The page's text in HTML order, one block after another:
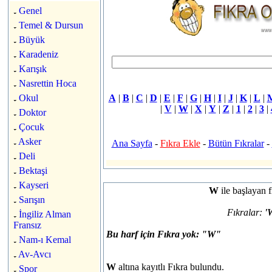
Genel
Temel & Dursun
Büyük
Karadeniz
Karışık
Nasrettin Hoca
Okul
Doktor
Çocuk
Asker
Deli
Bektaşi
Kayseri
Sarışın
İngiliz Alman
Fransız
Nam-ı Kemal
Av-Avcı
Spor
A | B| C | D | E | F | G| H| I| J| K| L |
| V| W| X | Y| Z | 1 | 2| 3|
Ana Sayfa - Fıkra Ekle- Bütün Fıkralar-
W ile başlayan
Fıkralar:
Bu harf için Fıkra yok: "W"
W altına kayıtlı Fıkra bulundu.